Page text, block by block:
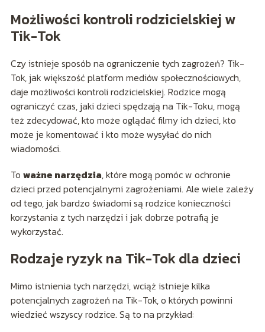
Możliwości kontroli rodzicielskiej w
Tik-Tok
Czy istnieje sposób na ograniczenie tych zagrożeń? Tik-
Tok, jak większość platform mediów społecznościowych,
daje możliwości kontroli rodzicielskiej. Rodzice mogą
ograniczyć czas, jaki dzieci spędzają na Tik-Toku, mogą
też zdecydować, kto może oglądać filmy ich dzieci, kto
może je komentować i kto może wysyłać do nich
wiadomości.
To ważne narzędzia, które mogą pomóc w ochronie
dzieci przed potencjalnymi zagrożeniami. Ale wiele zależy
od tego, jak bardzo świadomi są rodzice konieczności
korzystania z tych narzędzi i jak dobrze potrafią je
wykorzystać.
Rodzaje ryzyk na Tik-Tok dla dzieci
Mimo istnienia tych narzędzi, wciąż istnieje kilka
potencjalnych zagrożeń na Tik-Tok, o których powinni
wiedzieć wszyscy rodzice. Są to na przykład: